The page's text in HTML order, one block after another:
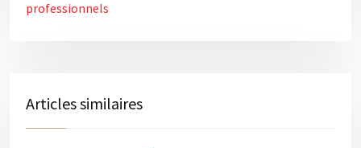
professionnels
Articles similaires